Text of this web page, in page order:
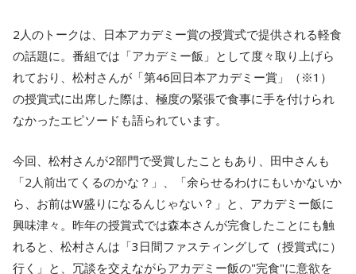
2人のトークは、日本アカデミー賞の授賞式で提供される軽食
の話題に。番組では「アカデミー飯」として度々取り上げら
れており、松村さんが「第46回日本アカデミー賞」（※1）
の授賞式に出席した際は、極度の緊張で食事に手を付けられ
なかったエピソードも語られています。
今回、松村さんが2部門で受賞したこともあり、田中さんも
「2人前出てくるのかな？」、「余らせるわけにもいかないか
ら、お前はW盛りになるんじゃない？」と、アカデミー飯に
興味津々。昨年の授賞式では森本さんが完食したことにも触
れると、松村さんは「3日間ファスティングして（授賞式に）
行く」と、冗談を交えながらアカデミー飯の"完食"に意欲を